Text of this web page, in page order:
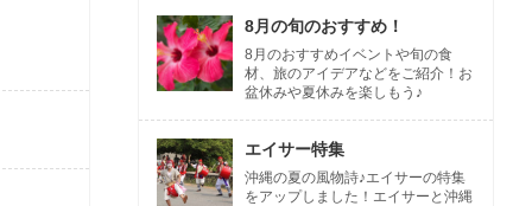
8月の旬のおすすめ！
8月のおすすめイベントや旬の食
材、旅のアイデアなどをご紹介！お
盆休みや夏休みを楽しもう♪
エイサー特集
沖縄の夏の風物詩♪エイサーの特集
をアップしました！エイサーと沖縄